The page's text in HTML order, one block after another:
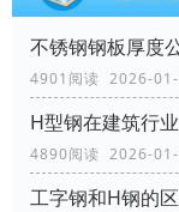
不锈钢钢板厚度
4901阅读 2026-
H型钢在建筑行
4890阅读 2026-
工字钢和H钢的